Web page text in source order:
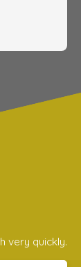
very quickly.